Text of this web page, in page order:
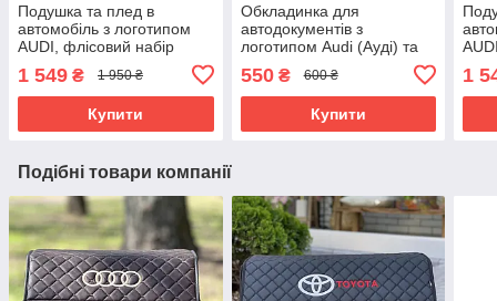
Подушка та плед в
автомобіль з логотипом
AUDI, флісовий набір
1 549 ₴ 1 950 ₴
Купити
Обкладинка для
автодокументів з
логотипом Audi (Ауді) та
550₴ 600 ₴
Купити
1
Подібні товари компанії